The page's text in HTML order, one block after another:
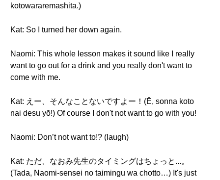
kotowararemashita.)
Kat: So I turned her down again.
Naomi: This whole lesson makes it sound like I really
want to go out for a drink and you really don't want to
come with me.
Kat: えー、そんなことないですよー！(Ē, sonna koto
nai desu yō!) Of course I don't not want to go with you!
Naomi: Don’t not want to!? (laugh)
Kat: ただ、なおみ先生のタイミングはちょっと...。
(Tada, Naomi-sensei no taimingu wa chotto…) It's just